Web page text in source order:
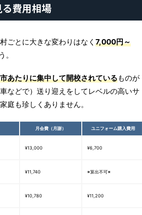
費用相場
ごとに大きな変わりはなく 7,000円～
。
あたりに集中して開校されているものが
などで）送り迎えをしてレベルの高いサ
庭も珍しくありません。
月会費（月謝） ユニフォーム購入費用
¥13,000 ¥6,700
¥11,740 ※算出不可※
¥10,780 ¥11,200